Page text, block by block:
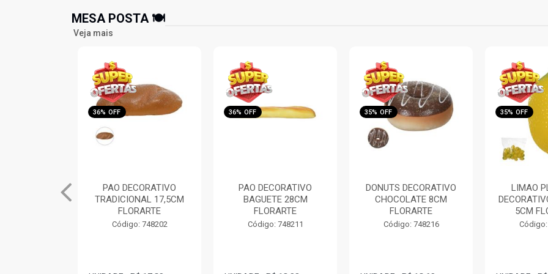
MESA POSTA 🍽️
Veja mais
36% OFF
PAO DECORATIVO
BAGUETE 28CM
FLORARTE
Código: 748211
35% OFF
DONUTS DECORATIVO
CHOCOLATE 8CM
FLORARTE
Código: 748216
35% OFF
LIMAO PLASTICO
DECORATIVO AMARELO
5CM FLORARTE
Código: 748269
35% OFF
PAO C/